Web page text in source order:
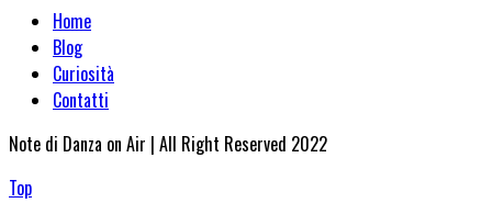
Home
Blog
Curiosità
Contatti
Note di Danza on Air | All Right Reserved 2022
Top